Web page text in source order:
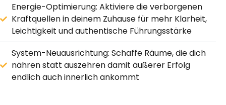
Energie-Optimierung: Aktiviere die verborgenen
Kraftquellen in deinem Zuhause für mehr Klarheit,
Leichtigkeit und authentische Führungsstärke
System-Neuausrichtung: Schaffe Räume, die dich
nähren statt auszehren damit äußerer Erfolg
endlich auch innerlich ankommt